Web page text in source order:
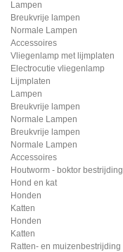
Lampen
Breukvrije lampen
Normale Lampen
Accessoires
Vliegenlamp met lijmplaten
Electrocutie vliegenlamp
Lijmplaten
Lampen
Breukvrije lampen
Normale Lampen
Breukvrije lampen
Normale Lampen
Accessoires
Houtworm - boktor bestrijding
Hond en kat
Honden
Katten
Honden
Katten
Ratten- en muizenbestrijding